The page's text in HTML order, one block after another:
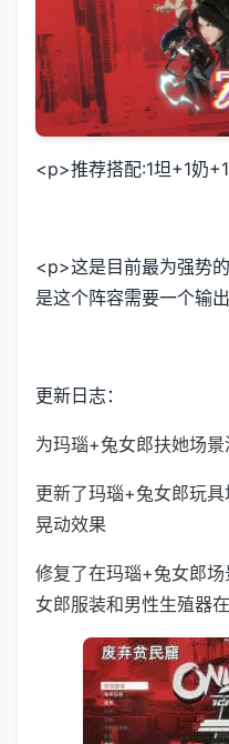
<p>推荐搭配:1坦+1奶
<p>这是目前最为强势
是这个阵容需要一个输
更新日志：
为玛瑙+兔女郎扶她场
更新了玛瑙+兔女郎玩
晃动效果
修复了在玛瑙+兔女郎
女郎服装和男性生殖器